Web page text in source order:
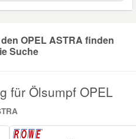
OPEL ASTRA finden
Suche
für Ölsumpf OPEL